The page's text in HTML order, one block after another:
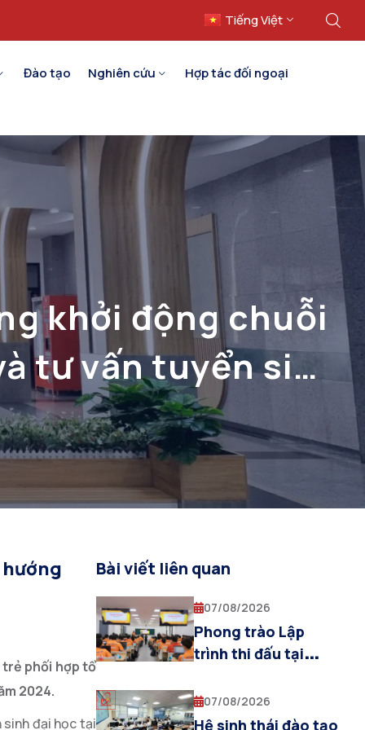
Tiếng Việt
English
Đào tạo Nghiên cứu
Hợp tác đối ngoại
khởi động chuỗi
tư vấn tuyển sinh
trẻ phối hợp tổ
2024.
sinh đại học tại
Bài viết liên quan
07/08/2026
Phong trào Lập
trình thi đấu tại
duy thuật toán cho
sinh viên Khoa AI
07/08/2026
Hệ sinh thái đào tạo